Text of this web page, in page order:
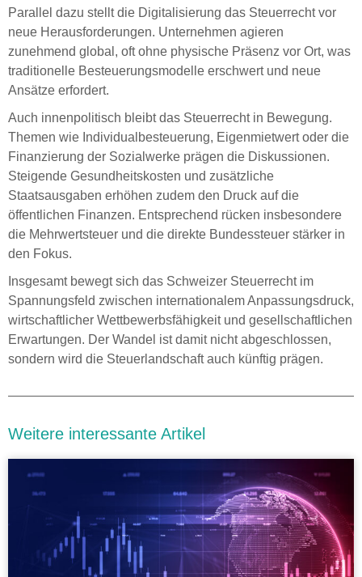
Parallel dazu stellt die Digitalisierung das Steuerrecht vor
neue Herausforderungen. Unternehmen agieren
zunehmend global, oft ohne physische Präsenz vor Ort, was
traditionelle Besteuerungsmodelle erschwert und neue
Ansätze erfordert.
Auch innenpolitisch bleibt das Steuerrecht in Bewegung.
Themen wie Individualbesteuerung, Eigenmietwert oder die
Finanzierung der Sozialwerke prägen die Diskussionen.
Steigende Gesundheitskosten und zusätzliche
Staatsausgaben erhöhen zudem den Druck auf die
öffentlichen Finanzen. Entsprechend rücken insbesondere
die Mehrwertsteuer und die direkte Bundessteuer stärker in
den Fokus.
Insgesamt bewegt sich das Schweizer Steuerrecht im
Spannungsfeld zwischen internationalem Anpassungsdruck,
wirtschaftlicher Wettbewerbsfähigkeit und gesellschaftlichen
Erwartungen. Der Wandel ist damit nicht abgeschlossen,
sondern wird die Steuerlandschaft auch künftig prägen.
Weitere interessante Artikel